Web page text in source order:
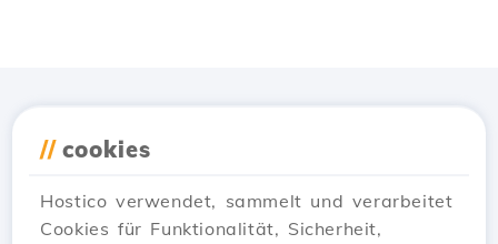
// cookies
Hostico verwendet, sammelt und verarbeitet
Cookies für Funktionalität, Sicherheit,